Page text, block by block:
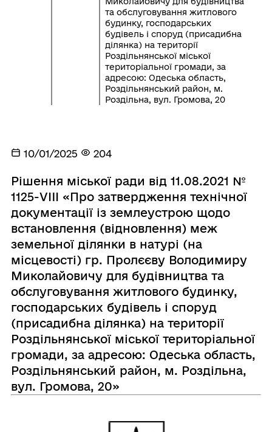
та обслуговування житлового
будинку, господарських
будівель і споруд (присадибна
ділянка) на території
Роздільнянської міської
територіальної громади, за
адресою: Одеська область,
Роздільнянський район, м.
Роздільна, вул. Громова, 20
10/01/2025 204
Рішення міської ради від 11.08.2021 №
1125-VIII «Про затвердження технічної
документації із землеустрою щодо
встановлення (відновлення) меж
земельної ділянки в натурі (на
місцевості) гр. Пролєєву Володимиру
Миколайовичу для будівництва та
обслуговування житлового будинку,
господарських будівель і споруд
(присадибна ділянка) на території
Роздільнянської міської територіальної
громади, за адресою: Одеська область,
Роздільнянський район, м. Роздільна,
вул. Громова, 20»